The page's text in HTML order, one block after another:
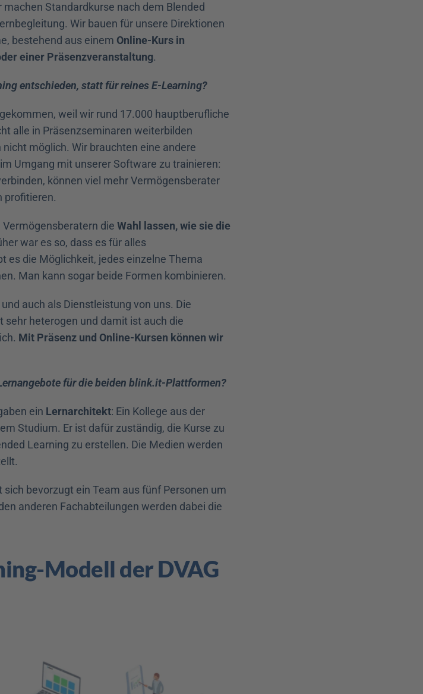
Standardkurse nach dem Blended
Wir bauen für unsere Direktionen
bestehend aus einem Online-Kurs in
einer Präsenzveranstaltung.
entschieden, statt für reines E-Learning?
weil wir rund 17.000 hauptberufliche
alle in Präsenzseminaren weiterbilden
möglich. Wir brauchten eine andere
Umgang mit unserer Software zu trainieren:
können viel mehr Vermögensberater
profitieren.
Vermögensberatern die Wahl lassen, wie sie die
war es so, dass es für alles
es die Möglichkeit, jedes einzelne Thema
Man kann sogar beide Formen kombinieren.
auch als Dienstleistung von uns. Die
heterogen und damit ist auch die
Mit Präsenz und Online-Kursen können wir
für die beiden blink.it-Plattformen?
ein Lernarchitekt: Ein Kollege aus der
Studium. Er ist dafür zuständig, die Kurse zu
Learning zu erstellen. Die Medien werden
sich bevorzugt ein Team aus fünf Personen um
anderen Fachabteilungen werden dabei die
Modell der DVAG